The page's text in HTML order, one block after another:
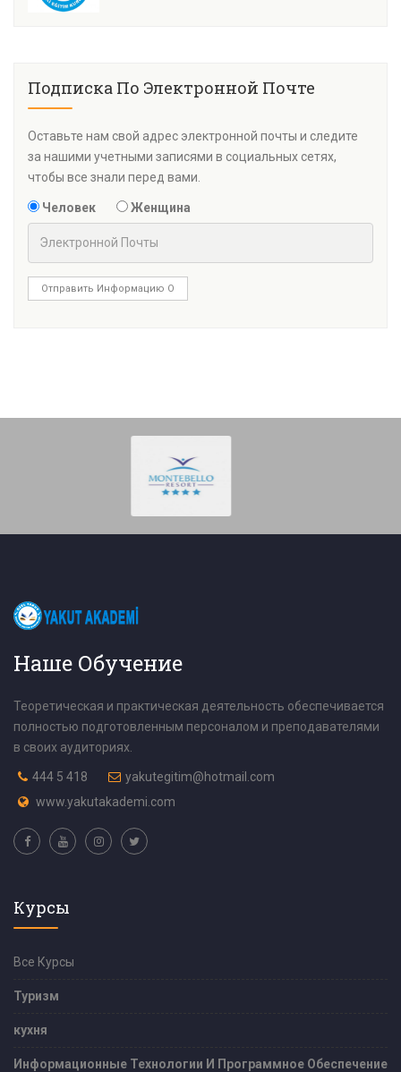
Подписка По Электронной Почте
Оставьте нам свой адрес электронной почты и следите
за нашими учетными записями в социальных сетях,
чтобы все знали перед вами.
Человек Женщина
Отправить Информацию О
Наше Обучение
Теоретическая и практическая деятельность обеспечивается
полностью подготовленным персоналом и преподавателями
в своих аудиториях.
444 5 418
yakutegitim@hotmail.com
www.yakutakademi.com
Курсы
Все Курсы
Туризм
кухня
Информационные Технологии И Программное Обеспечение